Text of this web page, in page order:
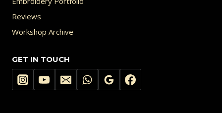
Reviews
Workshop Archive
GET IN TOUCH